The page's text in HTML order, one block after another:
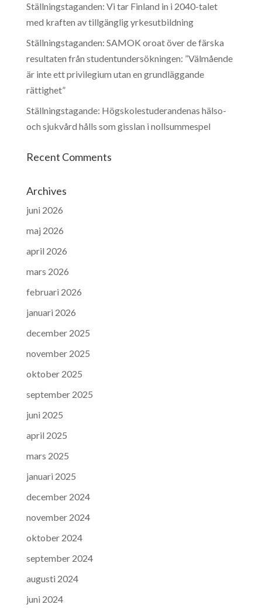
Ställningstaganden: Vi tar Finland in i 2040-talet
med kraften av tillgänglig yrkesutbildning
Ställningstaganden: SAMOK oroat över de färska
resultaten från studentundersökningen: ”Välmående
är inte ett privilegium utan en grundläggande
rättighet”
Ställningstagande: Högskolestuderandenas hälso-
och sjukvård hålls som gisslan i nollsummespel
Recent Comments
Archives
juni 2026
maj 2026
april 2026
mars 2026
februari 2026
januari 2026
december 2025
november 2025
oktober 2025
september 2025
juni 2025
april 2025
mars 2025
januari 2025
december 2024
november 2024
oktober 2024
september 2024
augusti 2024
juni 2024